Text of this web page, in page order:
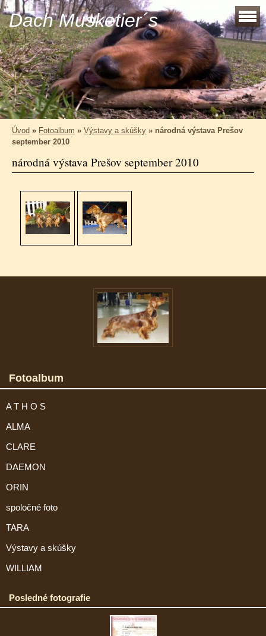
Dach Musketier´s
Úvod » Fotoalbum » Výstavy a skúšky » národná výstava Prešov
september 2010
národná výstava Prešov september 2010
Fotoalbum
A T H O S
ALMA
CLARE
DAEMON
ORIN
spoločné foto
TARA
Výstavy a skúšky
WILLIAM
Posledné fotografie